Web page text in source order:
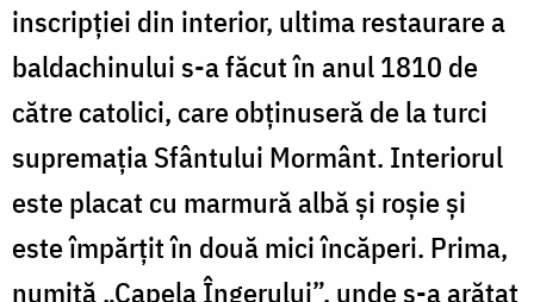
inscripției din interior, ultima restaurare a
baldachinului s-a făcut în anul 1810 de
către catolici, care obținuseră de la turci
supremația Sfântului Mormânt. Interiorul
este placat cu marmură albă și roșie și
este împărțit în două mici încăperi. Prima,
numită „Capela Îngerului”, unde s-a arătat